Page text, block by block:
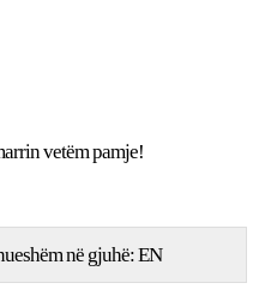
vetëm pamje!
në gjuhë:EN